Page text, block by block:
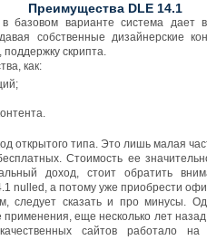
Преимущества DLE 14.1
варианте система дает
собственные дизайнерские
скрипта.
как:
открытого типа. Это лишь малая
Стоимость ее
доход, стоит обратить
nulled, а потому уже приобрести
следует сказать и про минусы.
еще несколько лет
сайтов работало